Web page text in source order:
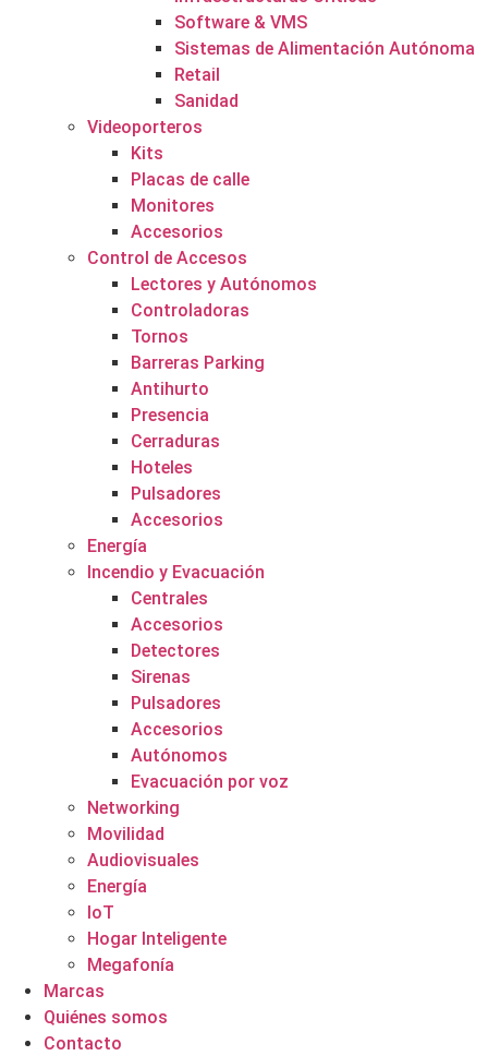
Software & VMS
Sistemas de Alimentación Autónoma
Retail
Sanidad
Videoporteros
Kits
Placas de calle
Monitores
Accesorios
Control de Accesos
Lectores y Autónomos
Controladoras
Tornos
Barreras Parking
Antihurto
Presencia
Cerraduras
Hoteles
Pulsadores
Accesorios
Energía
Incendio y Evacuación
Centrales
Accesorios
Detectores
Sirenas
Pulsadores
Accesorios
Autónomos
Evacuación por voz
Networking
Movilidad
Audiovisuales
Energía
IoT
Hogar Inteligente
Megafonía
Marcas
Quiénes somos
Contacto